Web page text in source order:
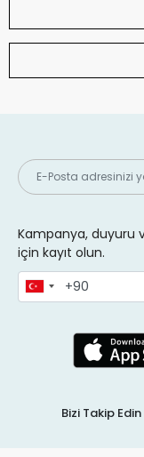
Kampanya, duyuru
için kayıt olun.
Bizi Takip Edin